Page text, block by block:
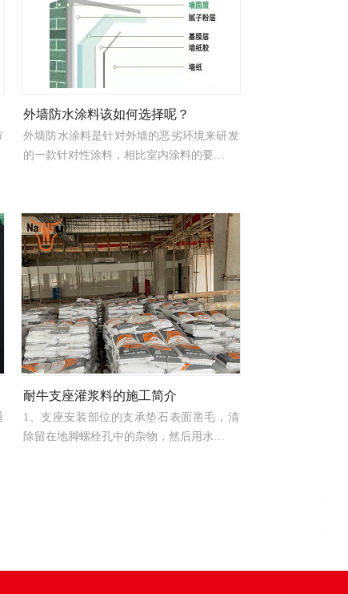
外墙防水涂料该如何选择呢？
外墙防水涂料是针对外墙的恶劣环境来研发
的一款针对性涂料，相比室内涂料的要…
耐牛支座灌浆料的施工简介
1、支座安装部位的支承垫石表面凿毛，清
除留在地脚螺栓孔中的杂物，然后用水…